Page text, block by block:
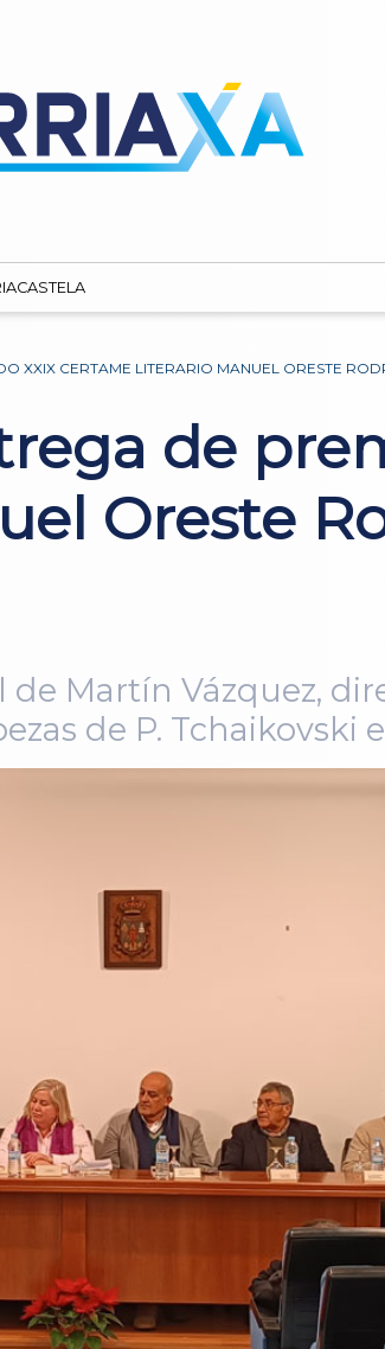
XXIX CERTAME LITERARIO MANUEL ORESTE
de
Oreste
Martín Vázquez,
de P. Tchaikovski